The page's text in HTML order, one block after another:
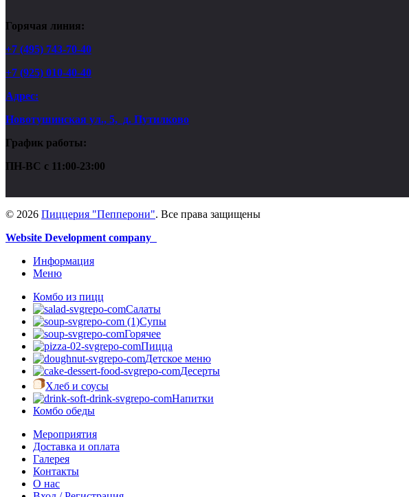
Горячая линия:
+7 (495) 743-70-40
+7 (925) 010-40-40
Адрес:
Новотушинская ул., 5, д. Путилково
График работы:
ПН-ВС с 11:00-23:00
© 2026 Пиццерия "Пепперони". Все права защищены
Website Development company
Информация
Меню
Комбо из пицц
Салаты
Супы
Горячее
Пицца
Детское меню
Десерты
Хлеб и соусы
Напитки
Комбо обеды
Мероприятия
Доставка и оплата
Галерея
Контакты
О нас